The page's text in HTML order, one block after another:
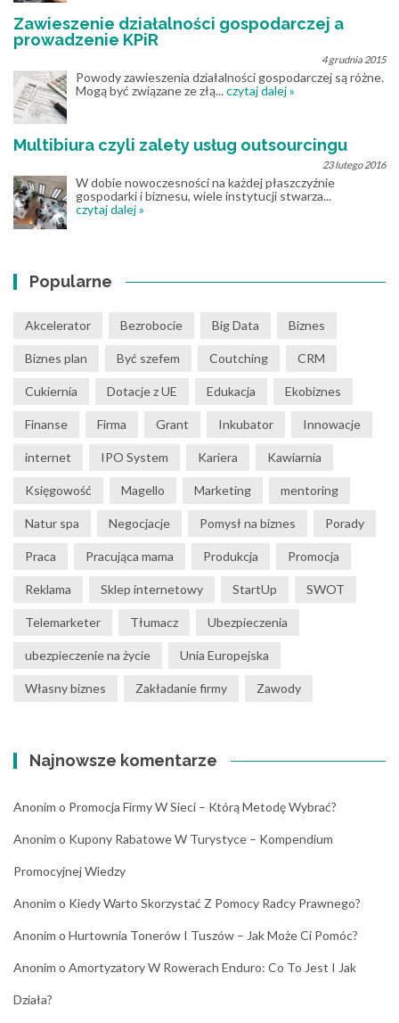
Zawieszenie działalności gospodarczej a
prowadzenie KPiR
4 grudnia 2015
Powody zawieszenia działalności gospodarczej są różne.
Mogą być związane ze złą...czytaj dalej »
Multibiura czyli zalety usług outsourcingu
23 lutego 2016
W dobie nowoczesności na każdej płaszczyźnie
gospodarki i biznesu, wiele instytucji stwarza...
czytaj dalej »
Popularne
Akcelerator Bezrobocie Big Data Biznes
Biznes plan Być szefem Coutching CRM
Cukiernia Dotacje z UE Edukacja Ekobiznes
Finanse Firma Grant Inkubator Innowacje
internet IPO System Kariera Kawiarnia
Księgowość Magello Marketing mentoring
Natur spa Negocjacje Pomysł na biznes Porady
Praca Pracująca mama Produkcja Promocja
Reklama Sklep internetowy StartUp SWOT
Telemarketer Tłumacz Ubezpieczenia
ubezpieczenie na życie Unia Europejska
Własny biznes Zakładanie firmy Zawody
Najnowsze komentarze
Anonim o Promocja Firmy W Sieci – Którą Metodę Wybrać?
Anonim o Kupony Rabatowe W Turystyce – Kompendium
Promocyjnej Wiedzy
Anonim o Kiedy Warto Skorzystać Z Pomocy Radcy Prawnego?
Anonim o Hurtownia Tonerów I Tuszów – Jak Może Ci Pomóc?
Anonim o Amortyzatory W Rowerach Enduro: Co To Jest I Jak
Działa?